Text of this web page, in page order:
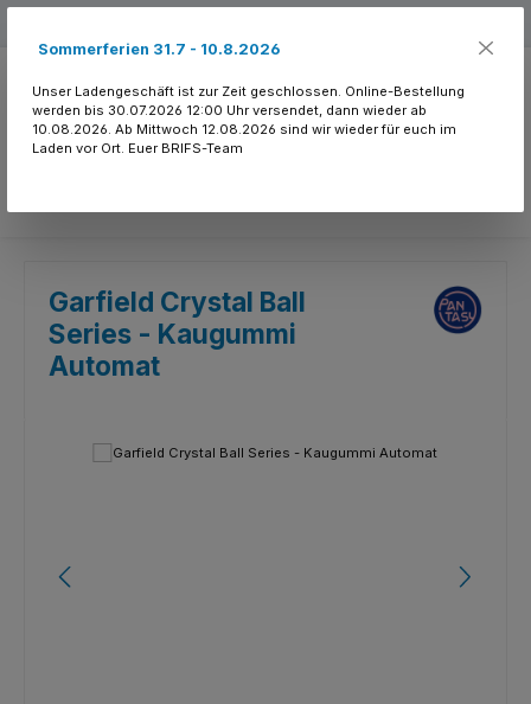
Garfield Crystal Ball
Series - Kaugummi
Automat
Bildergalerie überspringen
Sommerferien 31.7 - 10.8.2026
Unser Ladengeschäft ist zur Zeit geschlossen. Online-Bestellung
werden bis 30.07.2026 12:00 Uhr versendet, dann wieder ab
10.08.2026. Ab Mittwoch 12.08.2026 sind wir wieder für euch im
Laden vor Ort. Euer BRIFS-Team